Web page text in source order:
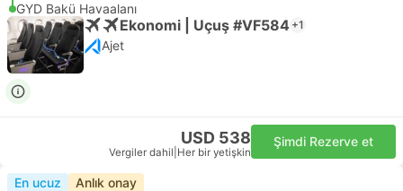
GYD Bakü Havaalanı
Ekonomi | Uçuş #VF584 +1
Ajet
USD 538
Vergiler dahil Her bir yetişkin
Şimdi Rezerve et
En ucuz Anlık onay